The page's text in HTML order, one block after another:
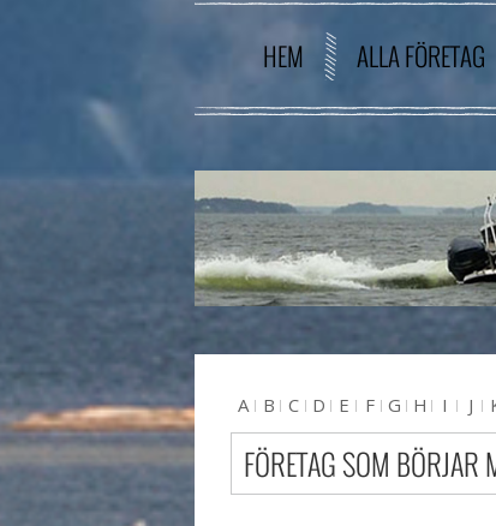
HEM ALLA FÖRETAG
A B C D E F G H I J
U V W X Y Z #
FÖRETAG SOM BÖRJAR